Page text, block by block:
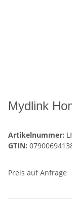
Mydlink
Artikelnummer:
GTIN:
Preis auf Anfrage